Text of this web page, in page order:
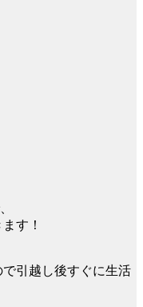
す！
引越し後すぐに生活